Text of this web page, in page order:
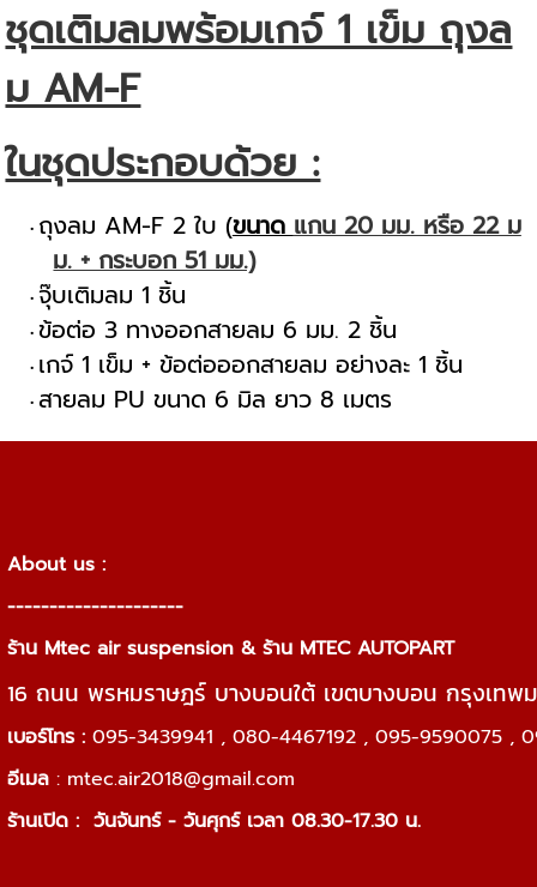
ชุดเติมลมพร้อมเกจ์ 1 เข็ม ถุงล
ม AM-F
ในชุดประกอบด้วย :
ถุงลม AM-F 2 ใบ (ขนาดแกน 20 มม. หรือ 22 ม
ม. + กระบอก 51 มม.)
จุ๊บเติมลม 1 ชิ้น
ข้อต่อ 3 ทางออกสายลม 6 มม. 2 ชิ้น
เกจ์ 1 เข็ม + ข้อต่อออกสายลม อย่างละ 1 ชิ้น
สายลม PU ขนาด 6 มิล ยาว 8 เมตร
About us :
---------------------
ร้าน Mtec air suspension & ร้าน MTEC AUTOPART
16 ถนน พรหมราษฎร์ บางบอนใต้ เขตบางบอน กรุงเทพ
เบอร์โทร : 095-3439941 , 080-4467192 , 095-9590075 ,
อีเมล : mtec.air2018@gmail.com
ร้านเปิด : วันจันทร์ - วันศุกร์ เวลา 08.30-17.30 น.